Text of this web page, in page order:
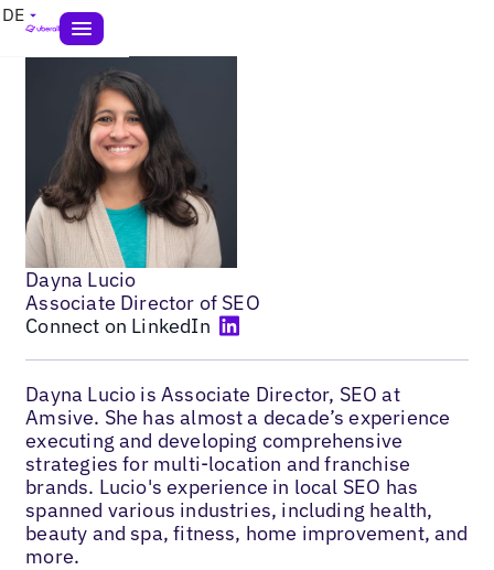
DE
Dayna Lucio
Associate Director of SEO
Connect on LinkedIn
Dayna Lucio is Associate Director, SEO at
Amsive. She has almost a decade’s experience
executing and developing comprehensive
strategies for multi-location and franchise
brands. Lucio's experience in local SEO has
spanned various industries, including health,
beauty and spa, fitness, home improvement, and
more.